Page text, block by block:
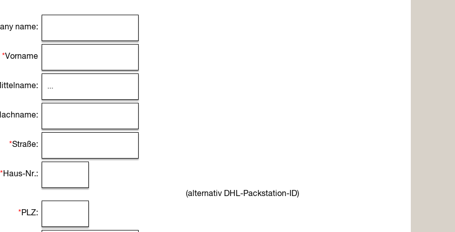
name:
*Vorname
*Straße:
*Haus-Nr.:
(alternativ DHL-Packstation-ID)
*PLZ: